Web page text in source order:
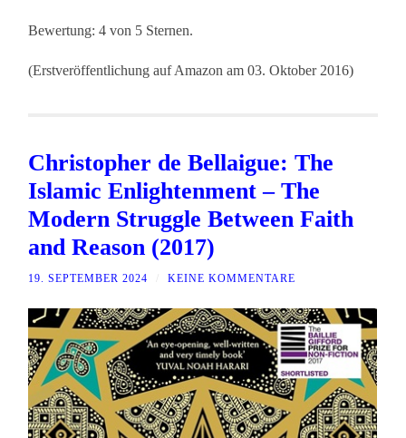
Bewertung: 4 von 5 Sternen.
(Erstveröffentlichung auf Amazon am 03. Oktober 2016)
Christopher de Bellaigue: The
Islamic Enlightenment – The
Modern Struggle Between Faith
and Reason (2017)
19. SEPTEMBER 2024 KEINE KOMMENTARE